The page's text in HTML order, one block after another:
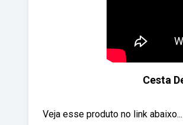
Cesta
Veja esse produto no link